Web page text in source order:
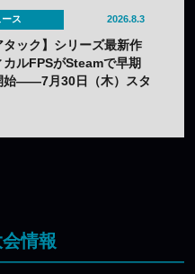
ース 2026.8.3
タック】シリーズ最新作
カルFPSがSteamで早期
始——7月30日（木）スタ
情報